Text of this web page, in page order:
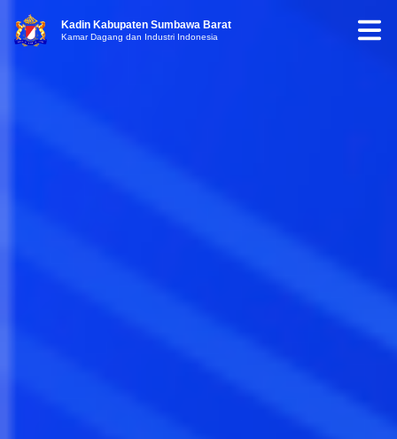
Kadin Kabupaten Sumbawa Barat
Kamar Dagang dan Industri Indonesia